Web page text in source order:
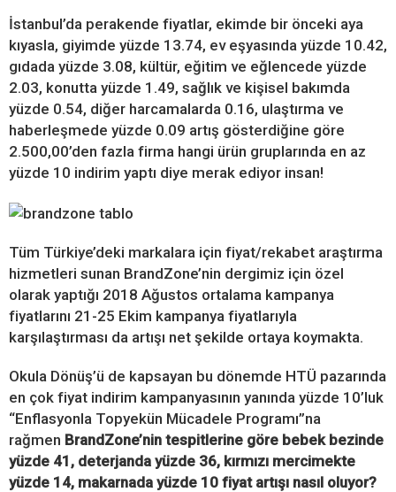
İstanbul’da perakende fiyatlar, ekimde bir önceki aya
kıyasla, giyimde yüzde 13.74, ev eşyasında yüzde 10.42,
gıdada yüzde 3.08, kültür, eğitim ve eğlencede yüzde
2.03, konutta yüzde 1.49, sağlık ve kişisel bakımda
yüzde 0.54, diğer harcamalarda 0.16, ulaştırma ve
haberleşmede yüzde 0.09 artış gösterdiğine göre
2.500,00’den fazla firma hangi ürün gruplarında en az
yüzde 10 indirim yaptı diye merak ediyor insan!
Tüm Türkiye’deki markalara için fiyat/rekabet araştırma
hizmetleri sunan BrandZone’nin dergimiz için özel
olarak yaptığı 2018 Ağustos ortalama kampanya
fiyatlarını 21-25 Ekim kampanya fiyatlarıyla
karşılaştırması da artışı net şekilde ortaya koymakta.
Okula Dönüş’ü de kapsayan bu dönemde HTÜ pazarında
en çok fiyat indirim kampanyasının yanında yüzde 10’luk
“Enflasyonla Topyekün Mücadele Programı”na
rağmen BrandZone’nin tespitlerine göre bebek bezinde
yüzde 41, deterjanda yüzde 36, kırmızı mercimekte
yüzde 14, makarnada yüzde 10 fiyat artışı nasıl oluyor?